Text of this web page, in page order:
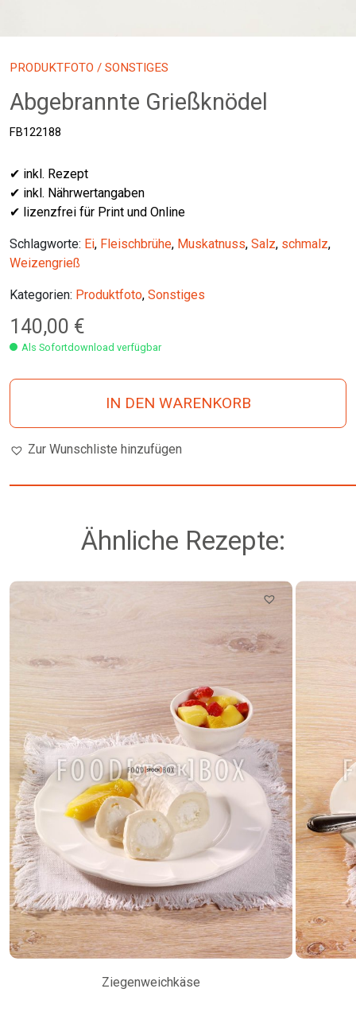
PRODUKTFOTO / SONSTIGES
Abgebrannte Grießknödel
FB122188
✔ inkl. Rezept
✔ inkl. Nährwertangaben
✔ lizenzfrei für Print und Online
Schlagworte: Ei, Fleischbrühe, Muskatnuss, Salz, schmalz,
Weizengrieß
Kategorien: Produktfoto, Sonstiges
140,00 €
Als Sofortdownload verfügbar
IN DEN WARENKORB
Zur Wunschliste hinzufügen
Ähnliche Rezepte:
Ziegenweichkäse